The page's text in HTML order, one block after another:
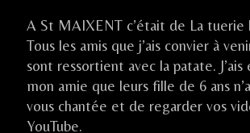
A St MAIXENT c’était de La tuerie
Tous les amis que j’ais convier à
sont ressortient avec la patate. J’ais
mon amie que leurs fille de 6 ans
vous chantée et de regarder vos
YouTube.